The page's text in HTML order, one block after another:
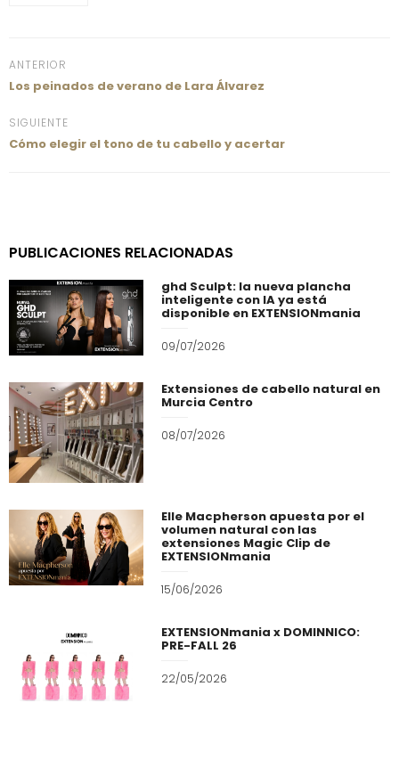
ANTERIOR
Los peinados de verano de Lara Álvarez
SIGUIENTE
Cómo elegir el tono de tu cabello y acertar
PUBLICACIONES RELACIONADAS
ghd Sculpt: la nueva plancha
inteligente con IA ya está
disponible en EXTENSIONmania
09/07/2026
Extensiones de cabello natural en
Murcia Centro
08/07/2026
Elle Macpherson apuesta por el
volumen natural con las
extensiones Magic Clip de
EXTENSIONmania
15/06/2026
EXTENSIONmania x DOMINNICO:
PRE-FALL 26
22/05/2026